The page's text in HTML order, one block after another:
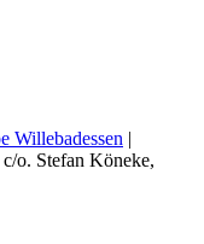
Willebadessen |
c/o. Stefan Köneke,